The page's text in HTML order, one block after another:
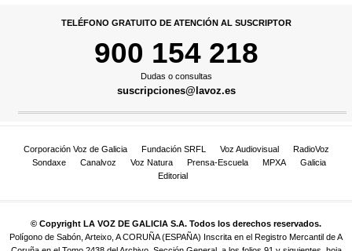
TELÉFONO GRATUITO DE ATENCIÓN AL SUSCRIPTOR
900 154 218
Dudas o consultas
suscripciones@lavoz.es
Corporación Voz de Galicia Fundación SRFL Voz Audiovisual
RadioVoz
Sondaxe
Canalvoz Voz Natura Prensa-Escuela MPXA
Galicia
Editorial
© Copyright LA VOZ DE GALICIA S.A. Todos los derechos reservados.
Polígono de Sabón, Arteixo, A CORUÑA (ESPAÑA) Inscrita en el Registro Mercantil de A